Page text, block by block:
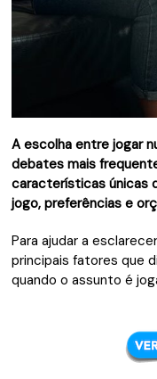
A escolha entre jogar
debates mais
características únicas
jogo, preferências e
Para ajudar a
principais fatores que
quando o assunto é